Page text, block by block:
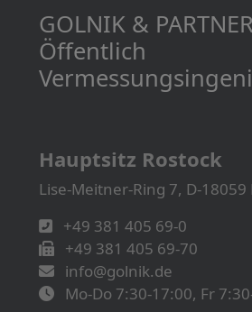
GOLNIK & PARTNER
Öffentlich
Hauptsitz Rostock
Lise-Meitner-Ring 7, D-18059
+49 381 405 69-0
+49 381 405 69-70
info@golnik.de
Mo-Do 7:30-17:00, Fr